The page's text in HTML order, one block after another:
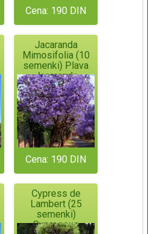
Cena: 190 DIN
Jacaranda
Mimosifolia (10
semenki) Plava
Jacaranda
Cena: 190 DIN
Cypress de
Lambert (25
semenki)
Cupressus